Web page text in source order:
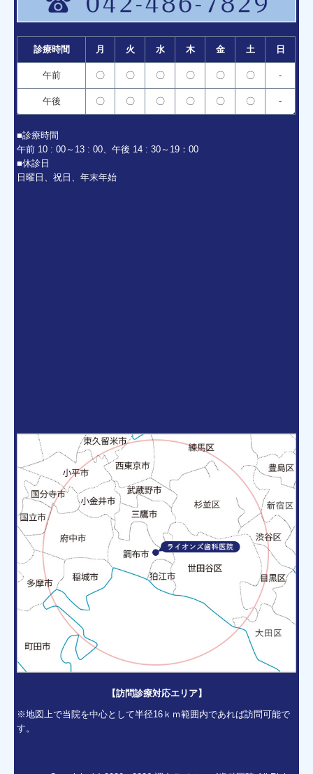
診療時間 月 火 水 木 金 土 日
午前 〇 〇 〇 〇 〇 〇 -
午後 〇 〇 〇 〇 〇 〇 -
■診療時間
午前 10 : 00～13 : 00、午後 14 : 30～19：00
■休診日
日曜日、祝日、年末年始
【訪問診療対応エリア】
※地図上で当院を中心として半径16ｋｍ範囲内であれば訪問可能で
す。